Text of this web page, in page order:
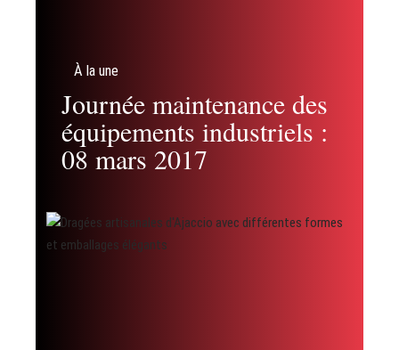
À la une
Journée maintenance des
équipements industriels :
08 mars 2017